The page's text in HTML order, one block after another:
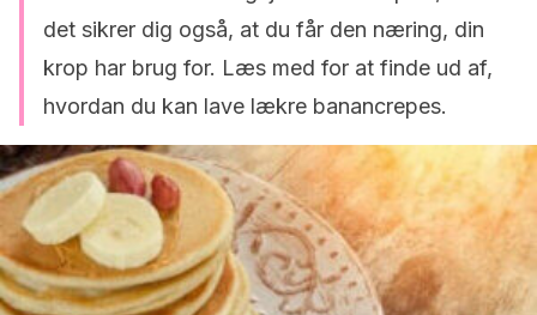
det sikrer dig også, at du får den næring, din
krop har brug for. Læs med for at finde ud af,
hvordan du kan lave lækre banancrepes.